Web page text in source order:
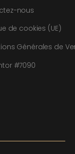
nous
de cookies (UE)
Générales de
#7090